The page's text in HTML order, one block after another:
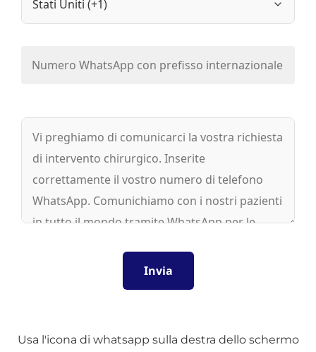
Usa l'icona di whatsapp sulla destra dello schermo